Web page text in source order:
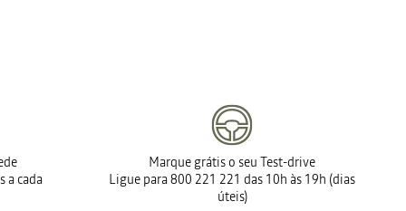
a cada
Marque grátis o seu Test-drive
Ligue para 800 221 221 das 10h às 19h (dias
úteis)